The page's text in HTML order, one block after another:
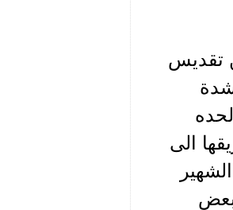
تقديس
شدة
الى